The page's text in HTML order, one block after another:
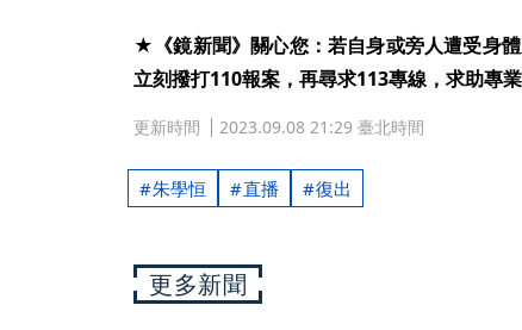
★《鏡新聞》關心您：若自身或旁人遭受身
立刻撥打110報案，再尋求113專線，求助專業
更新時間 2023.09.08 21:29 臺北時間
朱學恒 直播 復出
更多新聞